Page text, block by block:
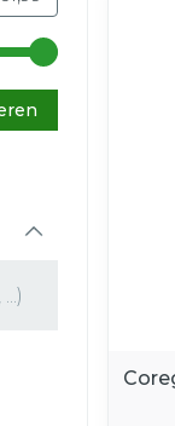
en rechts om